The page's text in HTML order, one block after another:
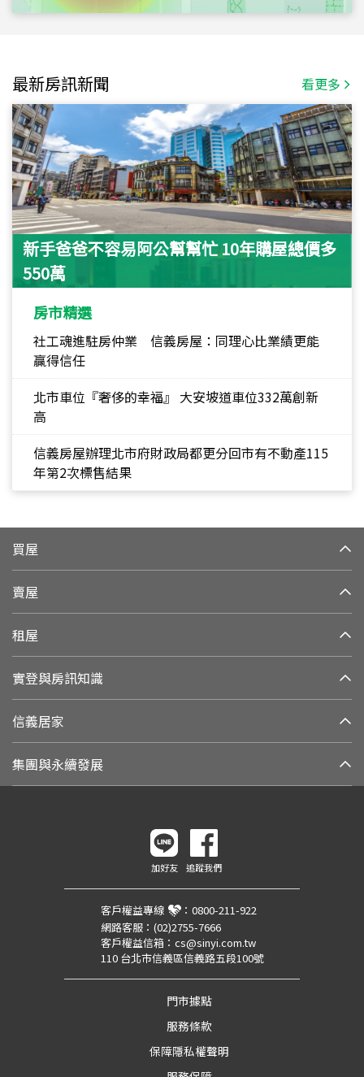
最新房訊新聞 看更多
新手爸爸不容易阿公幫幫忙 10年購屋總價多
550萬
房市精選
社工魂進駐房仲業 信義房屋：同理心比業績更能
贏得信任
北市車位『奢侈的幸福』 大安坡道車位332萬創新
高
信義房屋辦理北市府財政局都更分回市有不動產115
年第2次標售結果
買屋
賣屋
租屋
實登與房訊知識
信義居家
集團與永續發展
加好友 追蹤我們
客戶權益專線 ： 0800-211-922
網路客服： (02)2755-7666
客戶權益信箱： cs@sinyi.com.tw
110 台北市信義區信義路五段100號
門市據點
服務條款
保障隱私權聲明